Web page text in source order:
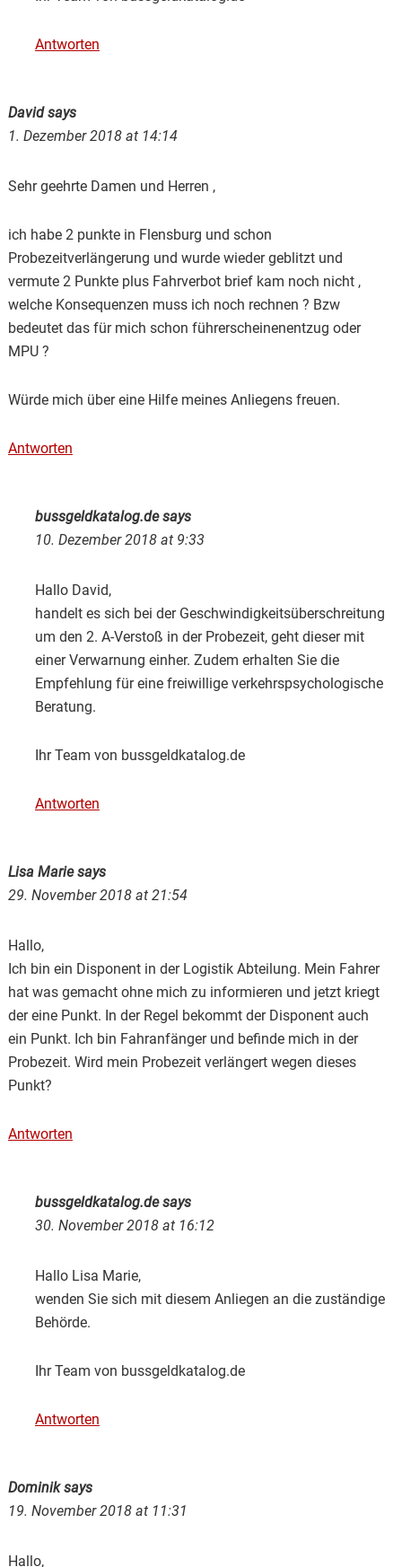
Antworten
Davidsays
1. Dezember 2018 at 14:14
Sehr geehrte Damen und Herren ,
ich habe 2 punkte in Flensburg und schon
Probezeitverlängerung und wurde wieder geblitzt und
vermute 2 Punkte plus Fahrverbot brief kam noch nicht ,
welche Konsequenzen muss ich noch rechnen ? Bzw
bedeutet das für mich schon führerscheinenentzug oder
MPU ?
Würde mich über eine Hilfe meines Anliegens freuen.
Antworten
bussgeldkatalog.desays
10. Dezember 2018 at 9:33
Hallo David,
handelt es sich bei der Geschwindigkeitsüberschreitung
um den 2. A-Verstoß in der Probezeit, geht dieser mit
einer Verwarnung einher. Zudem erhalten Sie die
Empfehlung für eine freiwillige verkehrspsychologische
Beratung.
Ihr Team von bussgeldkatalog.de
Antworten
Lisa Mariesays
29. November 2018 at 21:54
Hallo,
Ich bin ein Disponent in der Logistik Abteilung. Mein Fahrer
hat was gemacht ohne mich zu informieren und jetzt kriegt
der eine Punkt. In der Regel bekommt der Disponent auch
ein Punkt. Ich bin Fahranfänger und befinde mich in der
Probezeit. Wird mein Probezeit verlängert wegen dieses
Punkt?
Antworten
bussgeldkatalog.desays
30. November 2018 at 16:12
Hallo Lisa Marie,
wenden Sie sich mit diesem Anliegen an die zuständige
Behörde.
Ihr Team von bussgeldkatalog.de
Antworten
Dominiksays
19. November 2018 at 11:31
Hallo,